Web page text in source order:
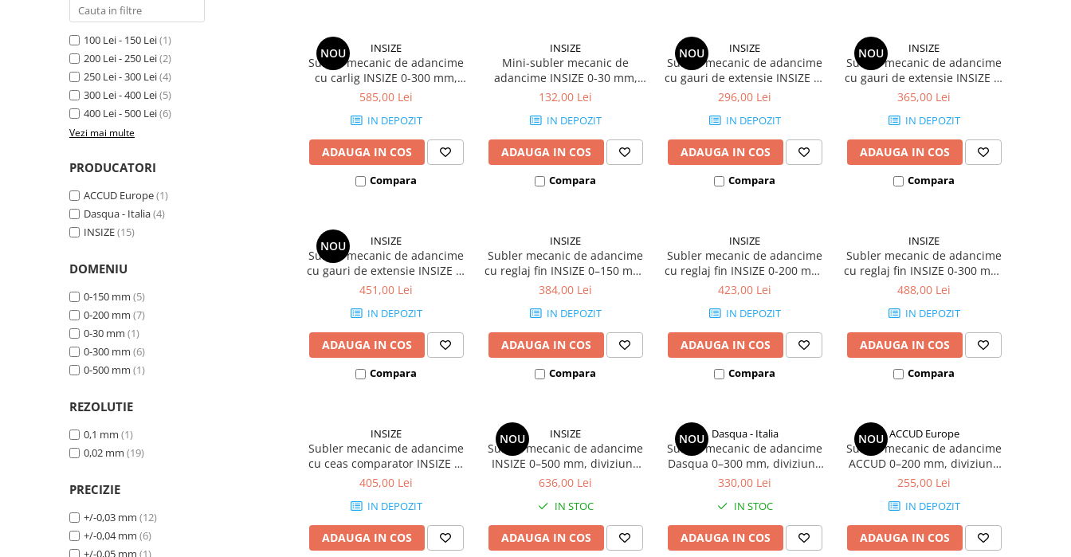
Micrometre mecanice de interior
in 3 puncte
Micrometre digitale de interior in
Micrometre pentru caneluri
Micrometre cu disc
Micrometre cu varfuri ascutite
Micrometre pentru filete
Micrometre speciale
Pasametre
Accesorii micrometre
Ceasuri comparatoare
Ceasuri comparatoare mecanice
Ceasuri comparatoare digitale de
Ceasuri comparatoare digitale de
Truse de alezaj cu ceas
comparator
Ceasuri comparatoare digitale de
Ceasuri comparatoare mecanice
Ceasuri comparatoare de
100 Lei - 150 Lei(1)
200 Lei - 250 Lei(2)
250 Lei - 300 Lei(4)
300 Lei - 400 Lei(5)
400 Lei - 500 Lei(6)
Vezi mai multe
PRODUCATORI
ACCUD Europe(1)
Dasqua - Italia(4)
INSIZE(15)
DOMENIU
0-150 mm (5)
0-200 mm (7)
0-30 mm (1)
0-300 mm (6)
0-500 mm (1)
REZOLUTIE
0,1 mm (1)
0,02 mm (19)
PRECIZIE
+/-0,03 mm (12)
+/-0,04 mm (6)
+/-0,05 mm (1)
NOU INSIZE
Subler mecanic de adancime
cu carlig INSIZE 0-300 mm,
diviziune 0.02 mm, precizie
585,00 Lei
IN DEPOZIT
ADAUGA IN COS
Compara
INSIZE
Mini-subler mecanic de
adancime INSIZE 0-30 mm,
rezolutie 0.1 mm, precizie
132,00 Lei
IN DEPOZIT
ADAUGA IN COS
Compara
NOU INSIZE
Subler mecanic de adancime
cu gauri de extensie INSIZE 0–
150 mm, diviziune 0.02 mm
296,00 Lei
IN DEPOZIT
ADAUGA IN COS
Compara
NOU INSIZE
Subler mecanic de adancime
cu gauri de extensie INSIZE 0-
200 mm, diviziune 0.02 mm
365,00 Lei
IN DEPOZIT
ADAUGA IN COS
Compara
NOU INSIZE
Subler mecanic de adancime
cu gauri de extensie INSIZE 0-
300 mm, diviziune 0.02 mm
451,00 Lei
IN DEPOZIT
ADAUGA IN COS
Compara
INSIZE
Subler mecanic de adancime
cu reglaj fin INSIZE 0–150 mm,
diviziune 0.02 mm
384,00 Lei
IN DEPOZIT
ADAUGA IN COS
Compara
INSIZE
Subler mecanic de adancime
cu reglaj fin INSIZE 0-200 mm,
diviziune 0.02 mm
423,00 Lei
IN DEPOZIT
ADAUGA IN COS
Compara
INSIZE
Subler mecanic de adancime
cu reglaj fin INSIZE 0-300 mm,
diviziune 0.02 mm
488,00 Lei
IN DEPOZIT
ADAUGA IN COS
Compara
INSIZE
Subler mecanic de adancime
cu ceas comparator INSIZE 0-
200 mm, diviziune 0.02 mm
405,00 Lei
IN DEPOZIT
ADAUGA IN COS
NOU INSIZE
Subler mecanic de adancime
INSIZE 0–500 mm, diviziune
0.02 mm, precizie +/-0.05 mm,
636,00 Lei
IN STOC
ADAUGA IN COS
NOU Dasqua - Italia
Subler mecanic de adancime
Dasqua 0–300 mm, diviziune
0.02 mm, precizie +/-0.04 mm,
330,00 Lei
IN STOC
ADAUGA IN COS
NOU ACCUD Europe
Subler mecanic de adancime
ACCUD 0–200 mm, diviziune
0.02 mm, precizie 0.03 mm,
255,00 Lei
IN DEPOZIT
ADAUGA IN COS